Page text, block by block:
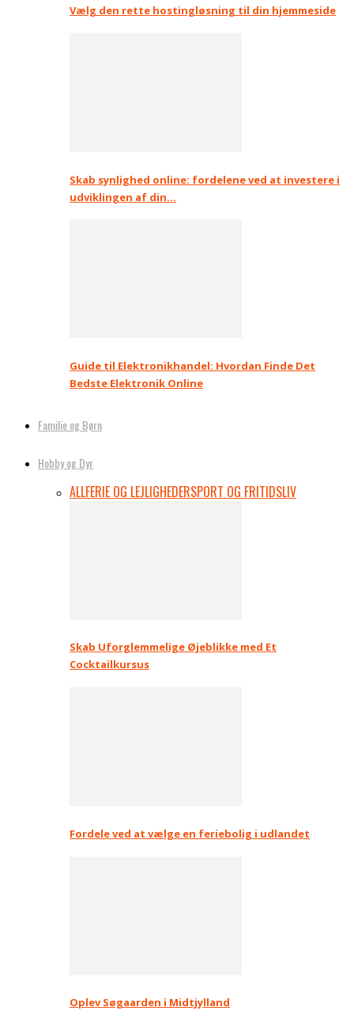
Vælg den rette hostingløsning til din hjemmeside
Skab synlighed online: fordelene ved at investere i
udviklingen af din…
Guide til Elektronikhandel: Hvordan Finde Det
Bedste Elektronik Online
Familie og Børn
Hobby og Dyr
ALLFERIE OG LEJLIGHEDERSPORT OG FRITIDSLIV
Skab Uforglemmelige Øjeblikke med Et
Cocktailkursus
Fordele ved at vælge en feriebolig i udlandet
Oplev Søgaarden i Midtjylland